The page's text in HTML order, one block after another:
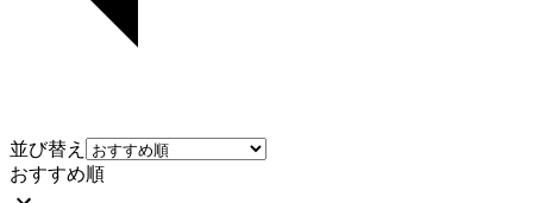
並び替え
おすすめ順